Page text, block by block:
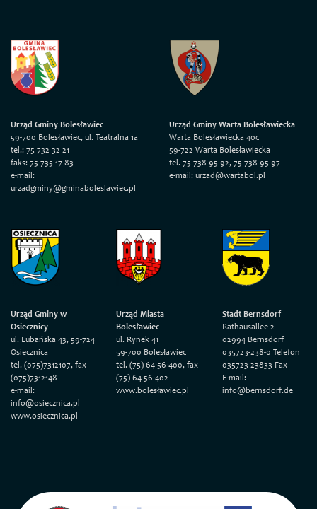
Urząd Gminy Bolesławiec
59-700 Bolesławiec, ul. Teatralna 1a
tel.: 75 732 32 21
faks: 75 735 17 83
e-mail:
urzadgminy@gminaboleslawiec.pl
Urząd Gminy Warta Bolesławiecka
Warta Bolesławiecka 40c
59-722 Warta Bolesławiecka
tel. 75 738 95 92, 75 738 95 97
e-mail: urzad@wartabol.pl
Urząd Gminy w
Osiecznicy
ul. Lubańska 43, 59-724
Osiecznica
tel. (075)7312107, fax
(075)7312148
e-mail:
info@osiecznica.pl
www.osiecznica.pl
Urząd Miasta
Bolesławiec
ul. Rynek 41
59-700 Bolesławiec
tel. (75) 64-56-400, fax
(75) 64-56-402
www.bolesławiec.pl
Stadt Bernsdorf
Rathausallee 2
02994 Bernsdorf
035723-238-0 Telefon
035723 23833 Fax
E-mail:
info@bernsdorf.de